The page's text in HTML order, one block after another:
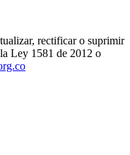
rectificar o suprimir
Ley 1581 de 2012 o